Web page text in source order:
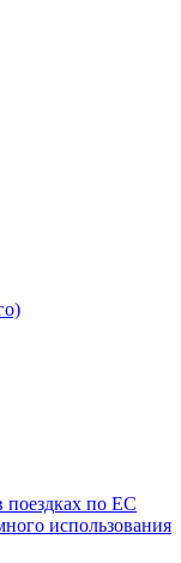
поездках по ЕС
использования